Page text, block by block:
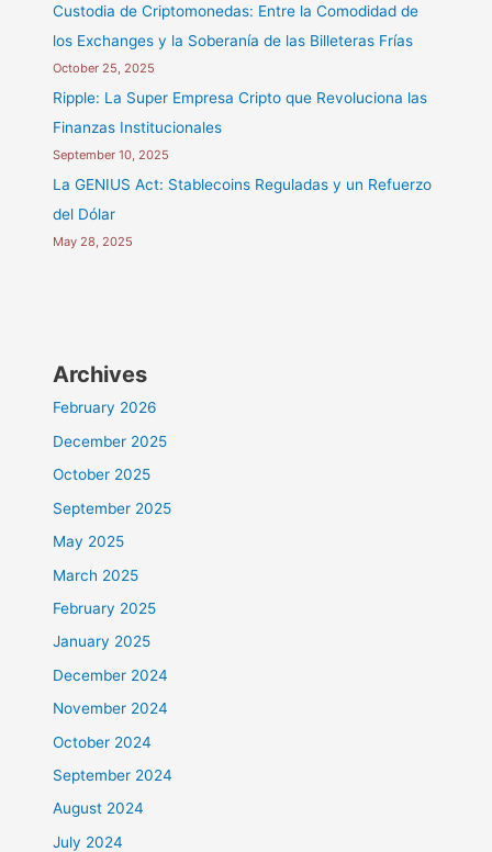
Custodia de Criptomonedas: Entre la Comodidad de
los Exchanges y la Soberanía de las Billeteras Frías
October 25, 2025
Ripple: La Super Empresa Cripto que Revoluciona las
Finanzas Institucionales
September 10, 2025
La GENIUS Act: Stablecoins Reguladas y un Refuerzo
del Dólar
May 28, 2025
Archives
February 2026
December 2025
October 2025
September 2025
May 2025
March 2025
February 2025
January 2025
December 2024
November 2024
October 2024
September 2024
August 2024
July 2024